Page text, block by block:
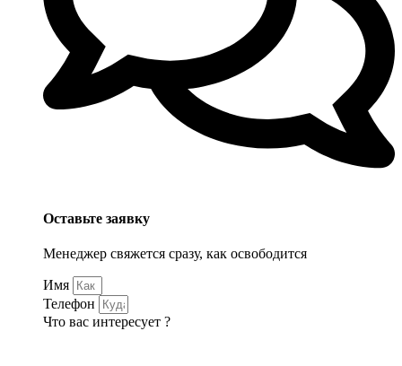
Оставьте заявку
Менеджер свяжется сразу, как освободится
Имя
Телефон
Что вас интересует ?